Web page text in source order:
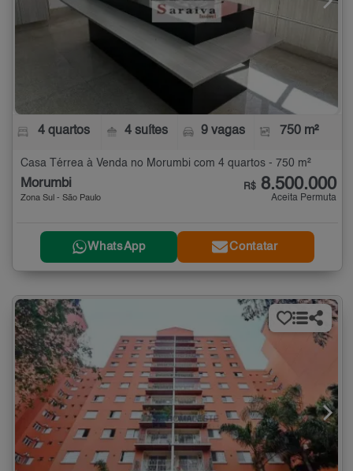
4 quartos 4 suítes 9 vagas 750 m²
Casa Térrea à Venda no Morumbi com 4 quartos - 750 m²
Morumbi
Zona Sul - São Paulo
R$ 8.500.000
Aceita Permuta
WhatsApp Contatar